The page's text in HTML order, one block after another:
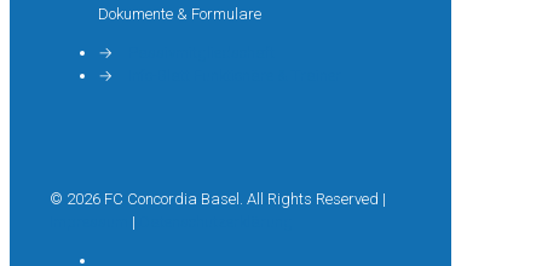
Dokumente & Formulare
→
→
© 2026 FC Concordia Basel. All Rights Reserved |
|